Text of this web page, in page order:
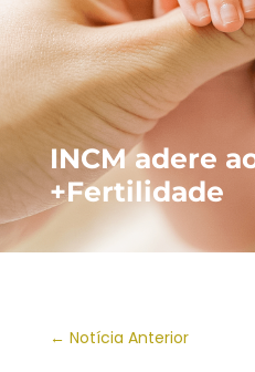
INCM adere
+Fertilidade
← Notícia Anterior